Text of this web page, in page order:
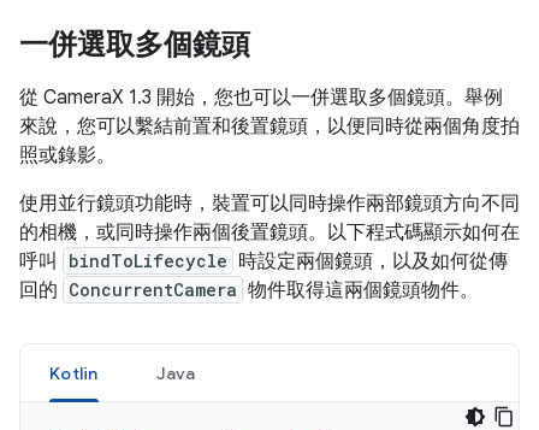
一併選取多個鏡頭
從 CameraX 1.3 開始，您也可以一併選取多個鏡頭。舉例
來說，您可以繫結前置和後置鏡頭，以便同時從兩個角度拍
照或錄影。
使用並行鏡頭功能時，裝置可以同時操作兩部鏡頭方向不同
的相機，或同時操作兩個後置鏡頭。以下程式碼顯示如何在
呼叫
bindToLifecycle 時設定兩個鏡頭，以及如何從傳
回的 ConcurrentCamera 物件取得這兩個鏡頭物件。
Kotlin Java